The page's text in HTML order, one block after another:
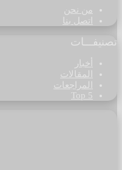
من نحن
اتصل بنا
تصنيفـــات
أخبار
المقالات
المراجعات
Top 5